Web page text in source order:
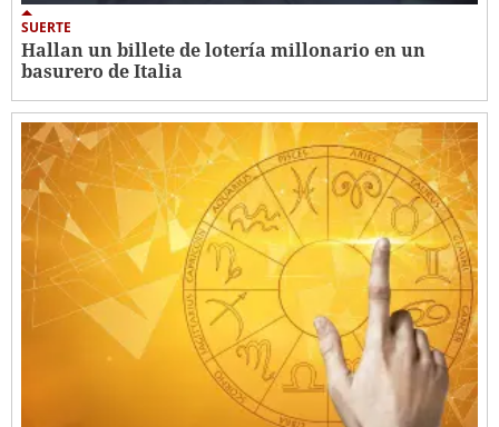
SUERTE
Hallan un billete de lotería millonario en un
basurero de Italia